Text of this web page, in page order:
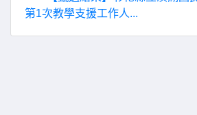
第1次教學支援工作人...